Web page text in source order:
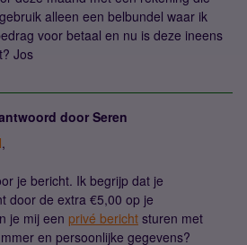
alleen een belbundel waar ik
voor betaal en nu is deze ineens
Jos
door Seren
,
je bericht. Ik begrijp dat je
door de extra €5,00 op je
je mij een privé bericht sturen met
en persoonlijke gegevens?